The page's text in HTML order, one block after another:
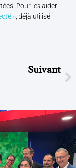
Pour les aider,
», déjà utilisé
Suivant